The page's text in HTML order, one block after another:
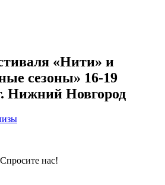
«Нити» и
сезоны» 16-19
Нижний Новгород
нас!